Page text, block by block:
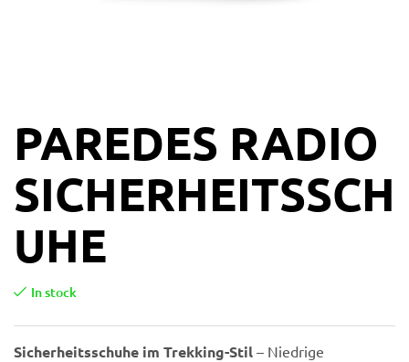
PAREDES RADIO
SICHERHEITSSCH
UHE
In stock
Sicherheitsschuhe im Trekking-Stil – Niedrige